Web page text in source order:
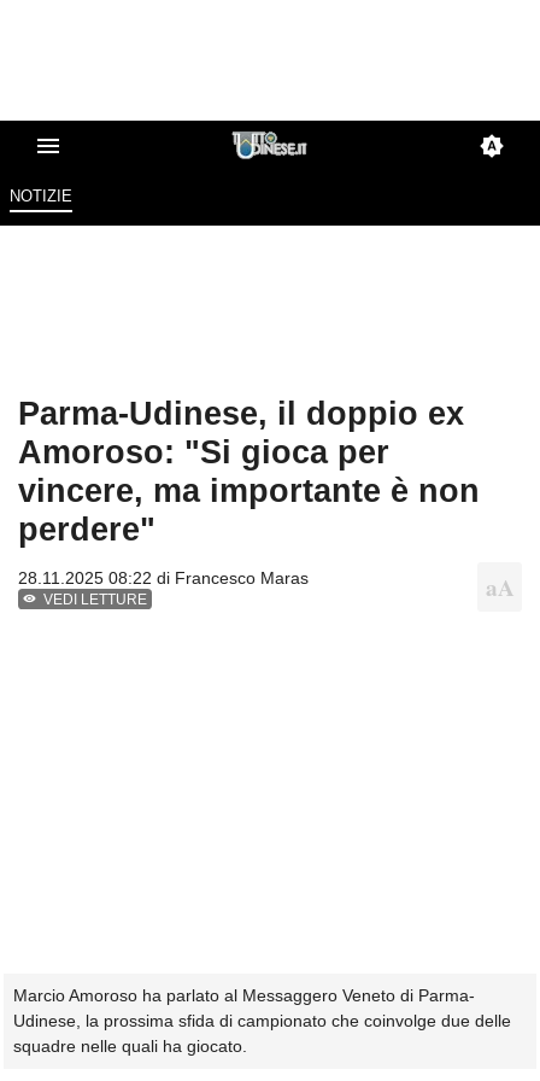
NOTIZIE
Parma-Udinese, il doppio ex
Amoroso: "Si gioca per
vincere, ma importante è non
perdere"
28.11.2025 08:22 di Francesco Maras
VEDI LETTURE
Marcio Amoroso ha parlato al Messaggero Veneto di Parma-
Udinese, la prossima sfida di campionato che coinvolge due delle
squadre nelle quali ha giocato.